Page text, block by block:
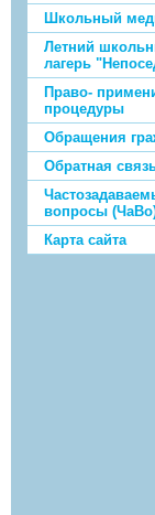
Школьный
Летний
лагерь
Право-
процедуры
Обращения
Обратная
вопросы
Карта сайта